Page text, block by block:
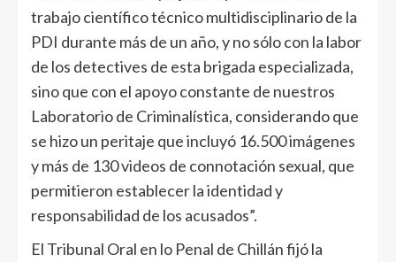
trabajo científico técnico multidisciplinario de la
PDI durante más de un año, y no sólo con la labor
de los detectives de esta brigada especializada,
sino que con el apoyo constante de nuestros
Laboratorio de Criminalística, considerando que
se hizo un peritaje que incluyó 16.500 imágenes
y más de 130 videos de connotación sexual, que
permitieron establecer la identidad y
responsabilidad de los acusados”.
El Tribunal Oral en lo Penal de Chillán fijó la